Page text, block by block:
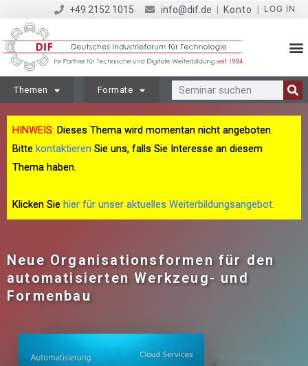
+49 2152 1015 info@dif.de Konto LOG IN
Themen Formate
HINWEIS: Dieses Thema wird momentan nicht angeboten.
Bitte kontaktieren Sie uns, falls Sie Interesse an diesem
Thema haben.
Klicken Sie hier für unser aktuelles Weiterbildungsangebot.
Neue Organisationsformen für den
automatisierten Werkzeug- und
Formenbau